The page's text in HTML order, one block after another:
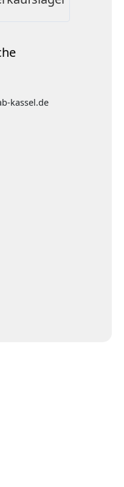
kassel.de